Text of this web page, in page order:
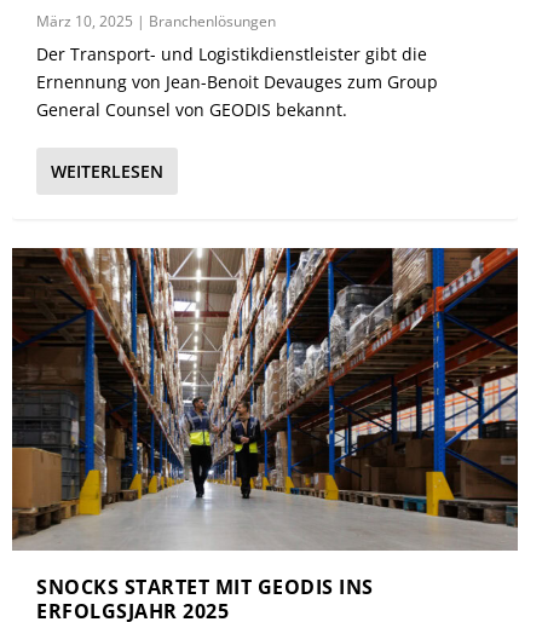
März 10, 2025 | Branchenlösungen
Der Transport- und Logistikdienstleister gibt die
Ernennung von Jean-Benoit Devauges zum Group
General Counsel von GEODIS bekannt.
WEITERLESEN
SNOCKS STARTET MIT GEODIS INS
ERFOLGSJAHR 2025